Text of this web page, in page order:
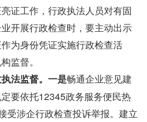
证工作，行政执法人员对有固
开展行政检查时，要主动出示
为身份凭证实施行政检查活
监督。
执法监督。一是畅通企业意见建
要依托12345政务服务便民热
受涉企行政检查投诉举报。建立